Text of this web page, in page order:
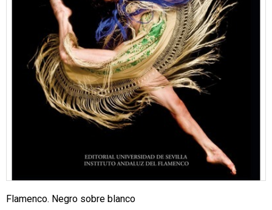
Flamenco. Negro sobre blanco